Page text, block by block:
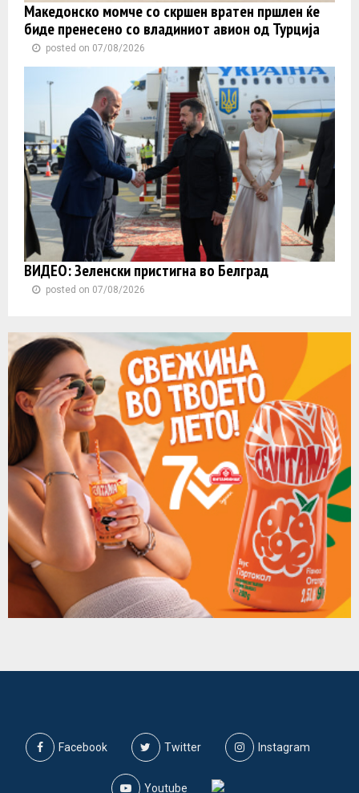
Македонско момче со скршен вратен пршлен ќе
биде пренесено со владиниот авион од Турција
posted on 07/08/2026
ВИДЕО: Зеленски пристигна во Белград
posted on 07/08/2026
Facebook Twitter Instagram
Youtube